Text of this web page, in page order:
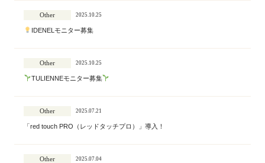
2025.10.25
Other
IDENELモニター募集
2025.10.25
Other
TULIENNEモニター募集
2025.07.21
Other
「red touch PRO（レッドタッチプロ）」導入！
2025.07.04
Other